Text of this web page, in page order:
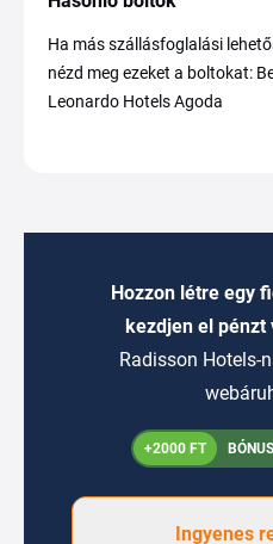
Ha más szállásfoglalási
nézd meg ezeket a boltokat:
Leonardo Hotels Agoda
Hozzon létre egy
kezdjen el pénzt
Radisson Hotels-
+2000 FT
Ingyenes